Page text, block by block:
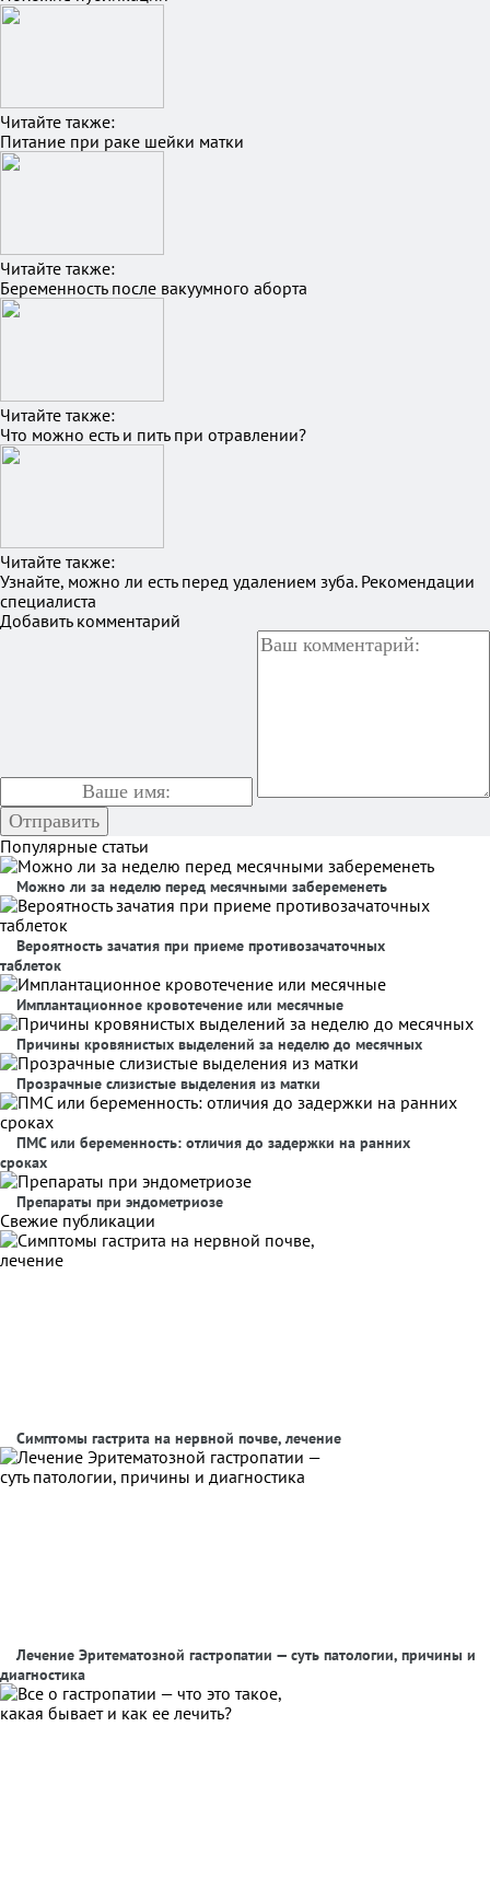
Читайте также:
Питание при раке шейки матки
Читайте также:
Беременность после вакуумного аборта
Читайте также:
Что можно есть и пить при отравлении?
Читайте также:
Узнайте, можно ли есть перед удалением зуба. Рекомендации
специалиста
Добавить комментарий
Популярные статьи
Можно ли за неделю перед месячными забеременеть
Вероятность зачатия при приеме противозачаточных
таблеток
Имплантационное кровотечение или месячные
Причины кровянистых выделений за неделю до месячных
Прозрачные слизистые выделения из матки
ПМС или беременность: отличия до задержки на ранних
сроках
Препараты при эндометриозе
Свежие публикации
Симптомы гастрита на нервной почве, лечение
Лечение Эритематозной гастропатии — суть патологии, причины и
диагностика